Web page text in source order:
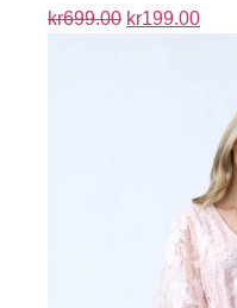
kr699.00 kr199.00